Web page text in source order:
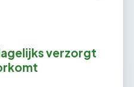
verzorgt